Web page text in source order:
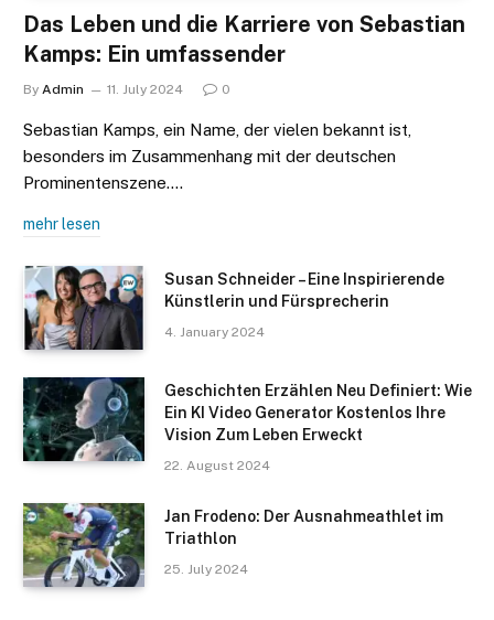
Das Leben und die Karriere von Sebastian
Kamps: Ein umfassender
By Admin 11. July 2024 0
Sebastian Kamps, ein Name, der vielen bekannt ist,
besonders im Zusammenhang mit der deutschen
Prominentenszene.…
mehr lesen
Susan Schneider – Eine Inspirierende
Künstlerin und Fürsprecherin
4. January 2024
Geschichten Erzählen Neu Definiert: Wie
Ein KI Video Generator Kostenlos Ihre
Vision Zum Leben Erweckt
22. August 2024
Jan Frodeno: Der Ausnahmeathlet im
Triathlon
25. July 2024